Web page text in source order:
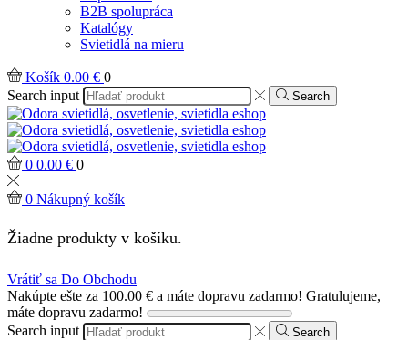
B2B spolupráca
Katalógy
Svietidlá na mieru
Košík 0.00 € 0
Search input
Search
0 0.00 € 0
0 Nákupný košík
Žiadne produkty v košíku.
Vrátiť sa Do Obchodu
Nakúpte ešte za 100.00 € a máte dopravu zadarmo! Gratulujeme,
máte dopravu zadarmo!
Search input
Search